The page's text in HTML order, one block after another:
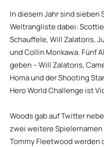
In diesem Jahr sind sieben
Weltrangliste dabei:
Schauffele, Will Zalatoris,
und Collin Morikawa. Fünf
geben – Will Zalatoris,
Homa und der Shooting
Hero World Challenge ist
Woods gab auf Twitter
zwei weitere
Tommy Fleetwood werden